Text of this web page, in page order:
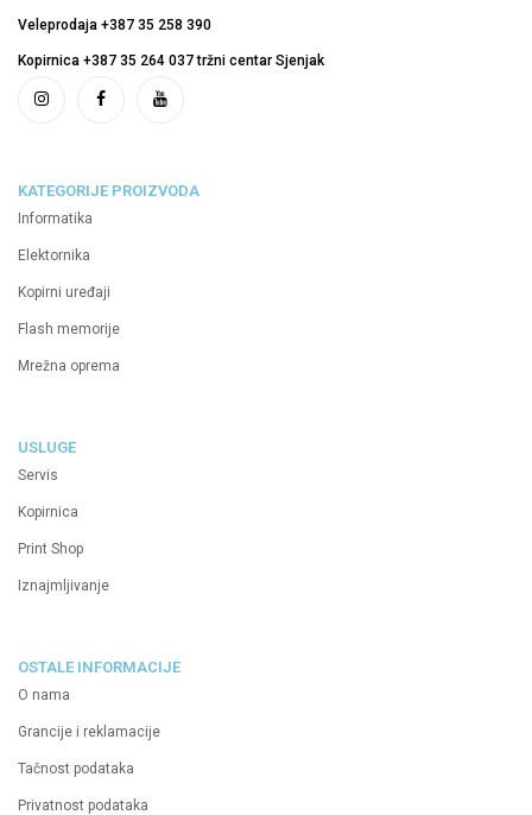
Veleprodaja +387 35 258 390
Kopirnica +387 35 264 037 tržni centar Sjenjak
KATEGORIJE PROIZVODA
Informatika
Elektornika
Kopirni uređaji
Flash memorije
Mrežna oprema
USLUGE
Servis
Kopirnica
Print Shop
Iznajmljivanje
OSTALE INFORMACIJE
O nama
Grancije i reklamacije
Tačnost podataka
Privatnost podataka